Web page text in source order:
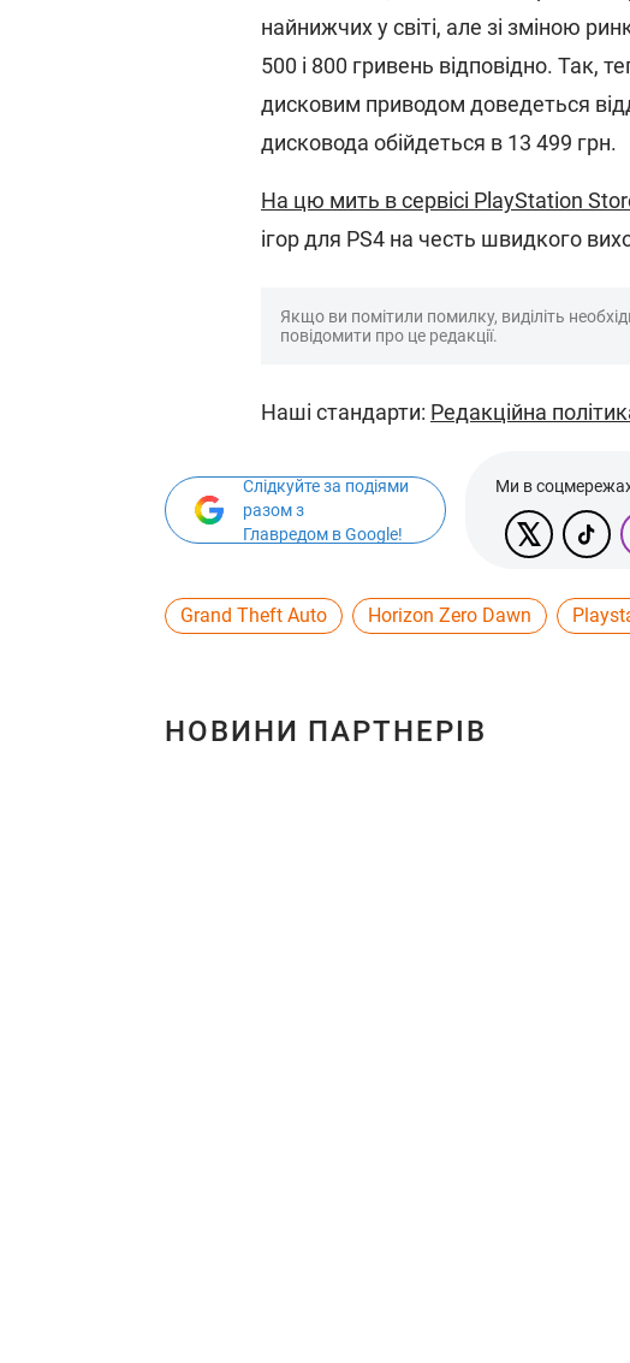
найнижчих у світі, але зі зміною
500 і 800 гривень відповідно. Так,
дисковим приводом доведеться
дисковода обійдеться в 13 499 грн.
На цю мить в сервісі PlayStation
ігор для PS4 на честь швидкого
Якщо ви помітили помилку, виділіть
повідомити про це редакції.
Наші стандарти: Редакційна
Слідкуйте за подіями
разом з
Главредом в Google!
Ми в
Grand Theft Auto Horizon Zero Dawn
НОВИНИ ПАРТНЕРІВ